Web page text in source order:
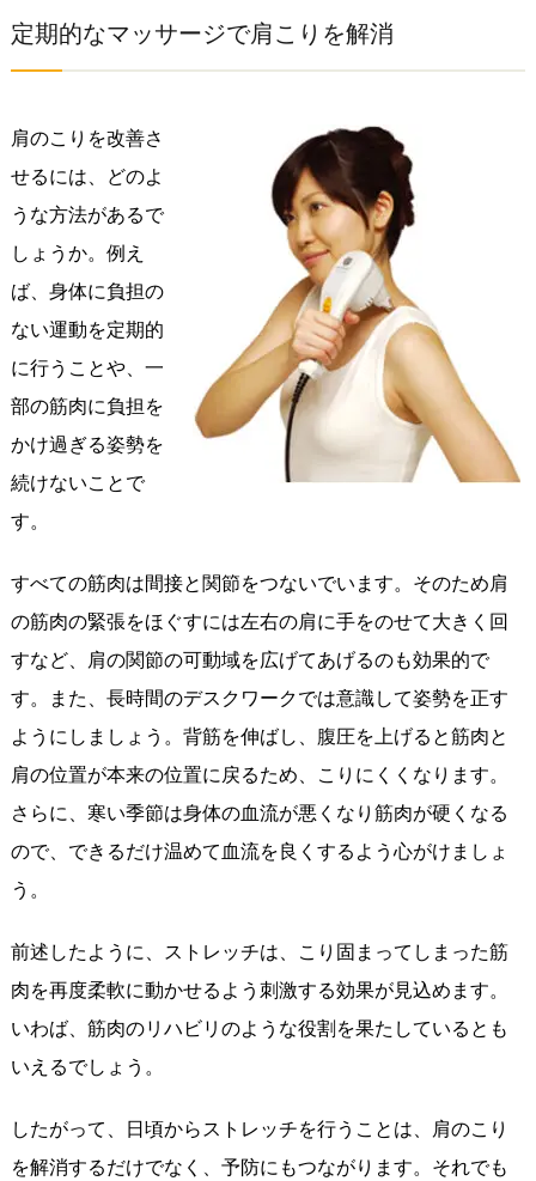
定期的なマッサージで肩こりを解消
肩のこりを改善さ
せるには、どのよ
うな方法があるで
しょうか。例え
ば、身体に負担の
ない運動を定期的
に行うことや、一
部の筋肉に負担を
かけ過ぎる姿勢を
続けないことで
す。
すべての筋肉は間接と関節をつないでいます。そのため肩
の筋肉の緊張をほぐすには左右の肩に手をのせて大きく回
すなど、肩の関節の可動域を広げてあげるのも効果的で
す。また、長時間のデスクワークでは意識して姿勢を正す
ようにしましょう。背筋を伸ばし、腹圧を上げると筋肉と
肩の位置が本来の位置に戻るため、こりにくくなります。
さらに、寒い季節は身体の血流が悪くなり筋肉が硬くなる
ので、できるだけ温めて血流を良くするよう心がけましょ
う。
前述したように、ストレッチは、こり固まってしまった筋
肉を再度柔軟に動かせるよう刺激する効果が見込めます。
いわば、筋肉のリハビリのような役割を果たしているとも
いえるでしょう。
したがって、日頃からストレッチを行うことは、肩のこり
を解消するだけでなく、予防にもつながります。それでも